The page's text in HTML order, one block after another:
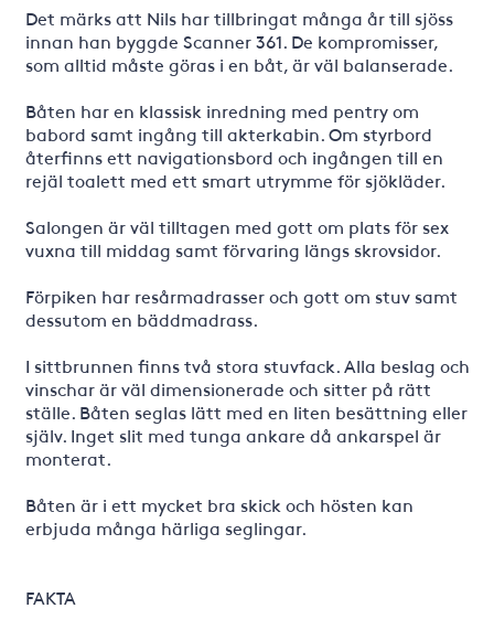
Det märks att Nils har tillbringat många år till sjöss
innan han byggde Scanner 361. De kompromisser,
som alltid måste göras i en båt, är väl balanserade.
Båten har en klassisk inredning med pentry om
babord samt ingång till akterkabin. Om styrbord
återfinns ett navigationsbord och ingången till en
rejäl toalett med ett smart utrymme för sjökläder.
Salongen är väl tilltagen med gott om plats för sex
vuxna till middag samt förvaring längs skrovsidor.
Förpiken har resårmadrasser och gott om stuv samt
dessutom en bäddmadrass.
I sittbrunnen finns två stora stuvfack. Alla beslag och
vinschar är väl dimensionerade och sitter på rätt
ställe. Båten seglas lätt med en liten besättning eller
själv. Inget slit med tunga ankare då ankarspel är
monterat.
Båten är i ett mycket bra skick och hösten kan
erbjuda många härliga seglingar.
FAKTA